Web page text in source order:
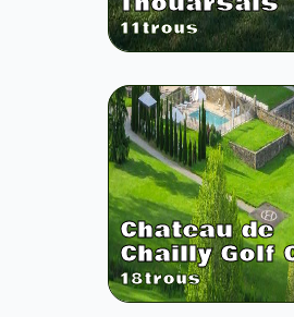
11trous
Chateau de
Chailly Golf
18trous